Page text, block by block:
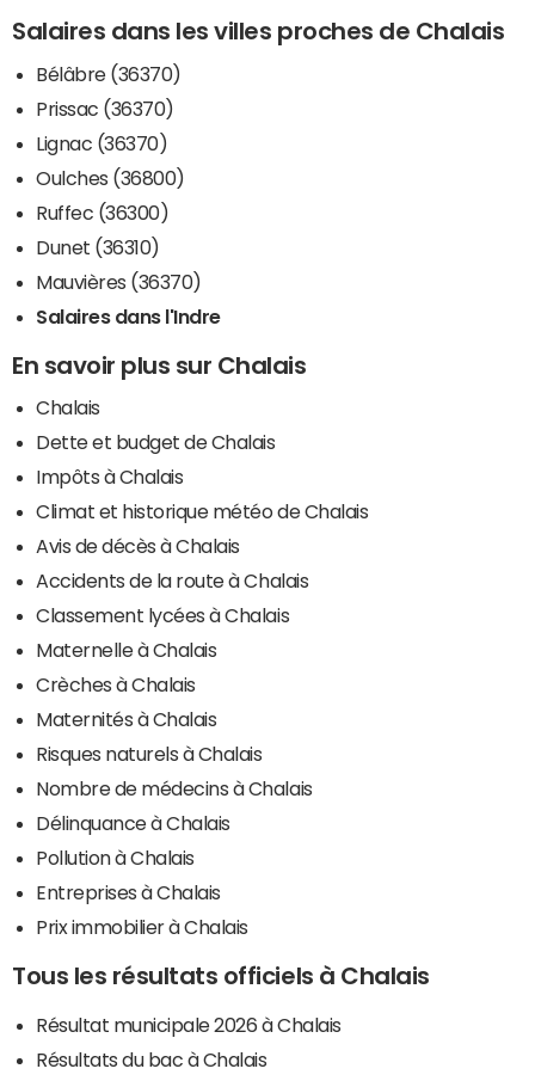
Salaires dans les villes proches de Chalais
Bélâbre (36370)
Prissac (36370)
Lignac (36370)
Oulches (36800)
Ruffec (36300)
Dunet (36310)
Mauvières (36370)
Salaires dans l'Indre
En savoir plus sur Chalais
Chalais
Dette et budget de Chalais
Impôts à Chalais
Climat et historique météo de Chalais
Avis de décès à Chalais
Accidents de la route à Chalais
Classement lycées à Chalais
Maternelle à Chalais
Crèches à Chalais
Maternités à Chalais
Risques naturels à Chalais
Nombre de médecins à Chalais
Délinquance à Chalais
Pollution à Chalais
Entreprises à Chalais
Prix immobilier à Chalais
Tous les résultats officiels à Chalais
Résultat municipale 2026 à Chalais
Résultats du bac à Chalais